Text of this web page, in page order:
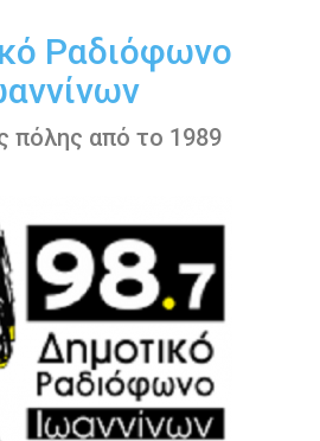
Ραδιόφωνο
πόλης από το 1989